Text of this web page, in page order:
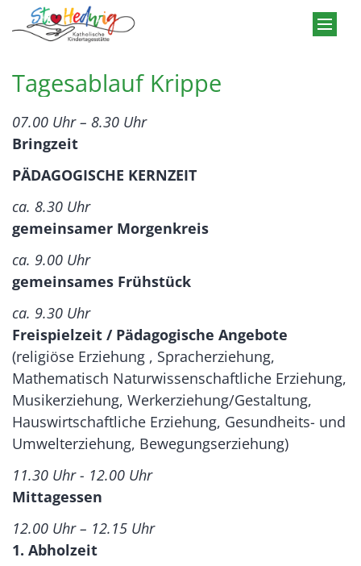
Zum Inhalt springen
Tagesablauf Krippe
07.00 Uhr – 8.30 Uhr
Bringzeit
PÄDAGOGISCHE KERNZEIT
ca. 8.30 Uhr
gemeinsamer Morgenkreis
ca. 9.00 Uhr
gemeinsames Frühstück
ca. 9.30 Uhr
Freispielzeit / Pädagogische Angebote
(religiöse Erziehung , Spracherziehung,
Mathematisch Naturwissenschaftliche Erziehung,
Musikerziehung, Werkerziehung/Gestaltung,
Hauswirtschaftliche Erziehung, Gesundheits- und
Umwelterziehung, Bewegungserziehung)
11.30 Uhr - 12.00 Uhr
Mittagessen
12.00 Uhr – 12.15 Uhr
1. Abholzeit